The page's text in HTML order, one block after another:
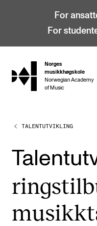
For
For
hjem
Norges
musikkhøgskole
Norwegian Academy
of Music
STUDIER
Bachelor
Master
Doktorgrad
Årsstudium og
TALENTUTVIKLING